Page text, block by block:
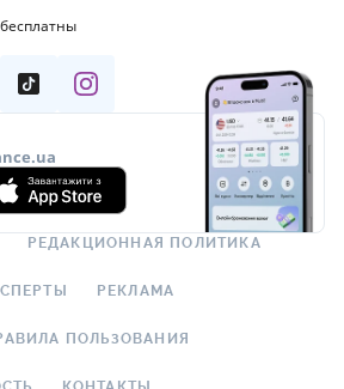
РЕДАКЦИОННАЯ ПОЛИТИКА
РЕКЛАМА
ПОЛЬЗОВАНИЯ